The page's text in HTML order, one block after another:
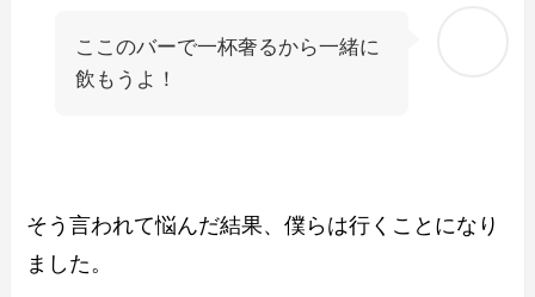
ここのバーで一杯奢るから一緒に
飲もうよ！
そう言われて悩んだ結果、僕らは行くことになり
ました。